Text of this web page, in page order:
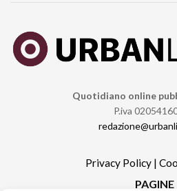
Quotidiano online
P.iva
Privacy Policy |
PAGINE